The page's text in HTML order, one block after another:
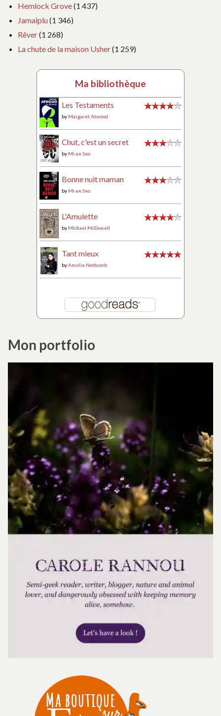
Hemlock Grove(1 437)
Jamaiplu(1 346)
Rêver(1 268)
La chute de la maison Usher(1 259)
Ma bibliothèque
Les Testaments
by Margaret Atwood
Chut, c'est un secret
by Mi-ae Seo
Bonne nuit maman
by Mi-ae Seo
L'Amulette
by Michael McDowell
Tant mieux
byAmélie Nothomb
Mon portfolio